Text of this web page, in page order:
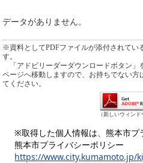
データがありません。
※資料としてPDFファイルが添付されてい
す。
「アドビリーダーダウンロードボタン」
ページへ移動しますので、お持ちでない
てください。
（新しいウィンド
※取得した個人情報は、熊本市プ
熊本市プライバシーポリシー
https://www.city.kumamoto.jp/